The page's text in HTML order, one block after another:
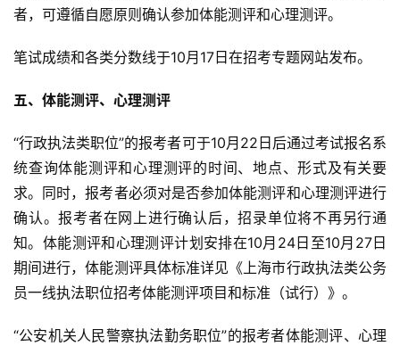
者，可遵循自愿原则确认参加体能测评和心理测评。
笔试成绩和各类分数线于10月17日在招考专题网站发布。
五、体能测评、心理测评
“行政执法类职位”的报考者可于10月22日后通过考试报名系
统查询体能测评和心理测评的时间、地点、形式及有关要
求。同时，报考者必须对是否参加体能测评和心理测评进行
确认。报考者在网上进行确认后，招录单位将不再另行通
知。体能测评和心理测评计划安排在10月24日至10月27日
期间进行，体能测评具体标准详见《上海市行政执法类公务
员一线执法职位招考体能测评项目和标准（试行）》。
“公安机关人民警察执法勤务职位”的报考者体能测评、心理